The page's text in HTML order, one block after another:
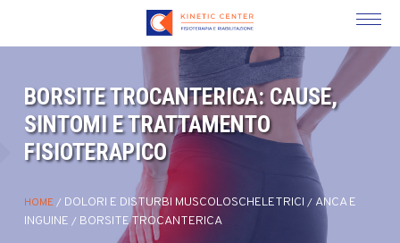
BORSITE TROCANTERICA: CAUSE,
SINTOMI E TRATTAMENTO
FISIOTERAPICO
HOME / DOLORI E DISTURBI MUSCOLOSCHELETRICI / ANCA E
INGUINE / BORSITE TROCANTERICA